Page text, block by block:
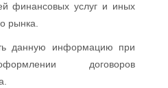
финансовых услуг и иных
рынка.
данную информацию при
договоров